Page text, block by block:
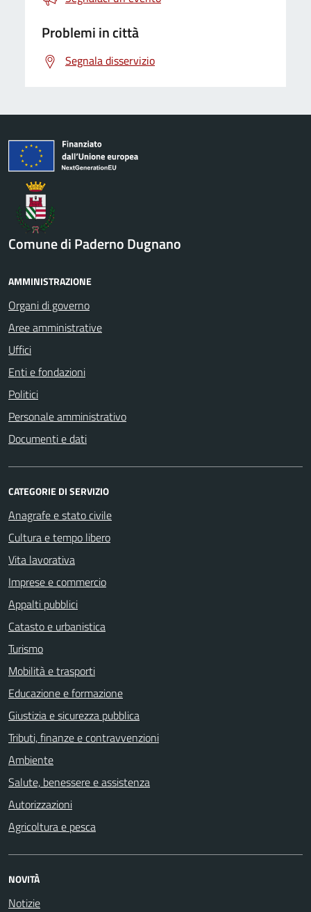
Problemi in città
Segnala disservizio
Comune di Paderno Dugnano
AMMINISTRAZIONE
Organi di governo
Aree amministrative
Uffici
Enti e fondazioni
Politici
Personale amministrativo
Documenti e dati
CATEGORIE DI SERVIZIO
Anagrafe e stato civile
Cultura e tempo libero
Vita lavorativa
Imprese e commercio
Appalti pubblici
Catasto e urbanistica
Turismo
Mobilità e trasporti
Educazione e formazione
Giustizia e sicurezza pubblica
Tributi, finanze e contravvenzioni
Ambiente
Salute, benessere e assistenza
Autorizzazioni
Agricoltura e pesca
NOVITÀ
Notizie